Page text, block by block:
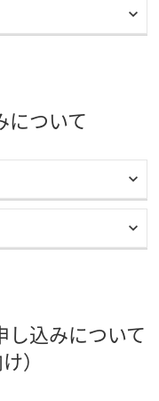
について
し込みについて
）